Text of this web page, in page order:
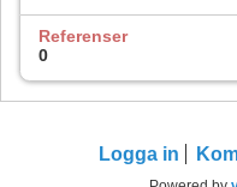
Referenser
0
Logga in